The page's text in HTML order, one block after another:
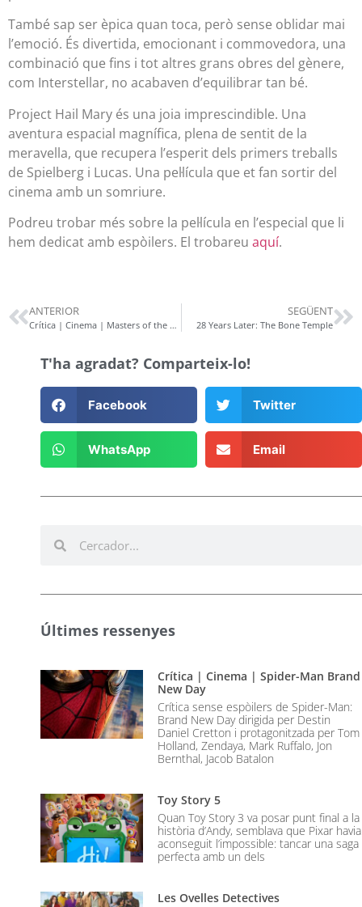
També sap ser èpica quan toca, però sense oblidar mai
l’emoció. És divertida, emocionant i commovedora, una
combinació que fins i tot altres grans obres del gènere,
com Interstellar, no acabaven d’equilibrar tan bé.
Project Hail Mary és una joia imprescindible. Una
aventura espacial magnífica, plena de sentit de la
meravella, que recupera l’esperit dels primers treballs
de Spielberg i Lucas. Una pel·lícula que et fan sortir del
cinema amb un somriure.
Podreu trobar més sobre la pel·lícula en l’especial que li
hem dedicat amb espòilers. El trobareu aquí.
ANTERIOR
Crítica | Cinema | Masters of the Universe
SEGÜENT
28 Years Later: The Bone Temple
T'ha agradat? Comparteix-lo!
Facebook Twitter
WhatsApp Email
Últimes ressenyes
Crítica | Cinema | Spider-Man Brand
New Day
Crítica sense espòilers de Spider-Man:
Brand New Day dirigida per Destin
Daniel Cretton i protagonitzada per Tom
Holland, Zendaya, Mark Ruffalo, Jon
Bernthal, Jacob Batalon
Toy Story 5
Quan Toy Story 3 va posar punt final a la
història d’Andy, semblava que Pixar havia
aconseguit l’impossible: tancar una saga
perfecta amb un dels
Les Ovelles Detectives